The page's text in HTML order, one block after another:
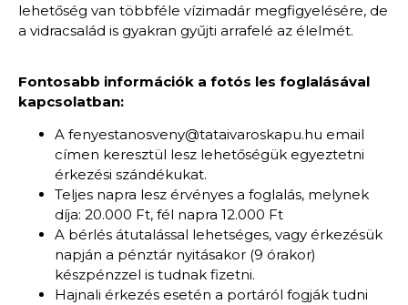
lehetőség van többféle vízimadár megfigyelésére, de
a vidracsalád is gyakran gyűjti arrafelé az élelmét.
Fontosabb információk a fotós les foglalásával
kapcsolatban:
A fenyestanosveny@tataivaroskapu.hu email
címen keresztül lesz lehetőségük egyeztetni
érkezési szándékukat.
Teljes napra lesz érvényes a foglalás, melynek
díja: 20.000 Ft, fél napra 12.000 Ft
A bérlés átutalással lehetséges, vagy érkezésük
napján a pénztár nyitásakor (9 órakor)
készpénzzel is tudnak fizetni.
Hajnali érkezés esetén a portáról fogják tudni